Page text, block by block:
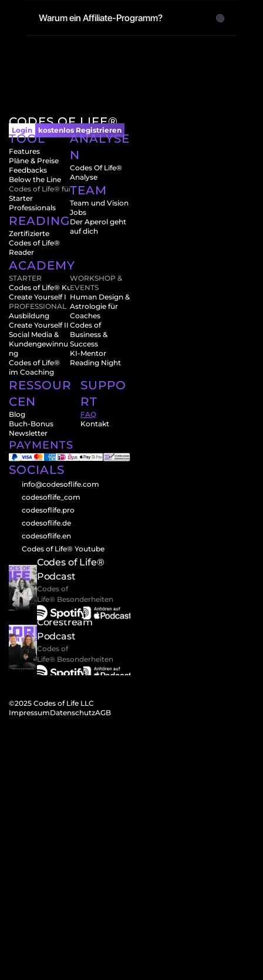
Warum ein Affiliate-Programm?
CODES OF LIFE®
Login kostenlos Registrieren
TOOL
Features
Pläne & Preise
Feedbacks
Below the Line
Codes of Life® für
Starter
Professionals
READINGS
Zertifizierte
Codes of Life®
Reader
ANALYSE
N
Codes Of Life®
Analyse
TEAM
Team und Vision
Jobs
Der Aperol geht
auf dich
ACADEMY
WORKSHOP &
EVENTS
Human Design &
Astrologie für
Coaches
Codes of
Business &
Success
KI-Mentor
Reading Night
STARTER
Codes of Life® Kurs
Create Yourself I
PROFESSIONAL
Ausbildung
Create Yourself II
Social Media &
Kundengewinnu
ng
Codes of Life®
im Coaching
RESSOUR
CEN
Blog
Buch-Bonus
Newsletter
SUPPO
RT
FAQ
Kontakt
PAYMENTS
SOCIALS
info@codesoflife.com
codesoflife_com
codesoflife.pro
codesoflife.de
codesoflife.en
Codes of Life® Youtube
Codes of Life®
Podcast
Codes of
Life® Besonderheiten
Corestream
Podcast
Codes of
Life® Besonderheiten
©2025 Codes of Life LLC
ImpressumDatenschutzAGB